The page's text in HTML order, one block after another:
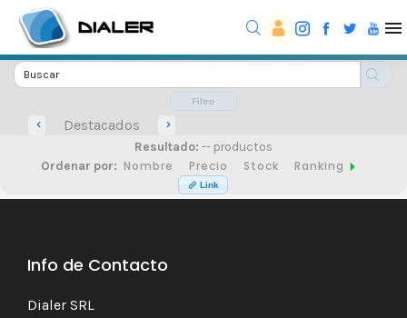
Filtro
Destacados
Resultado: -- productos
Ordenar por: Nombre Precio Stock Ranking
Link
Info de Contacto
Dialer SRL